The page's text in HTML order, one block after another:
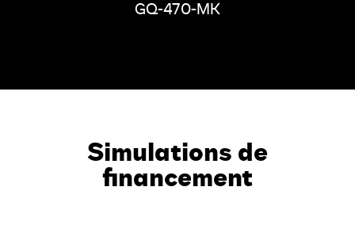
GQ-470-MK
Simulations de
financement